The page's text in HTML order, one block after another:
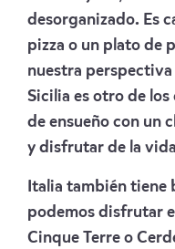
desorganizado. Es
pizza o un plato de
nuestra
Sicilia es otro de
de ensueño con un
y disfrutar de la
Italia también tiene
podemos disfrutar
Cinque Terre o